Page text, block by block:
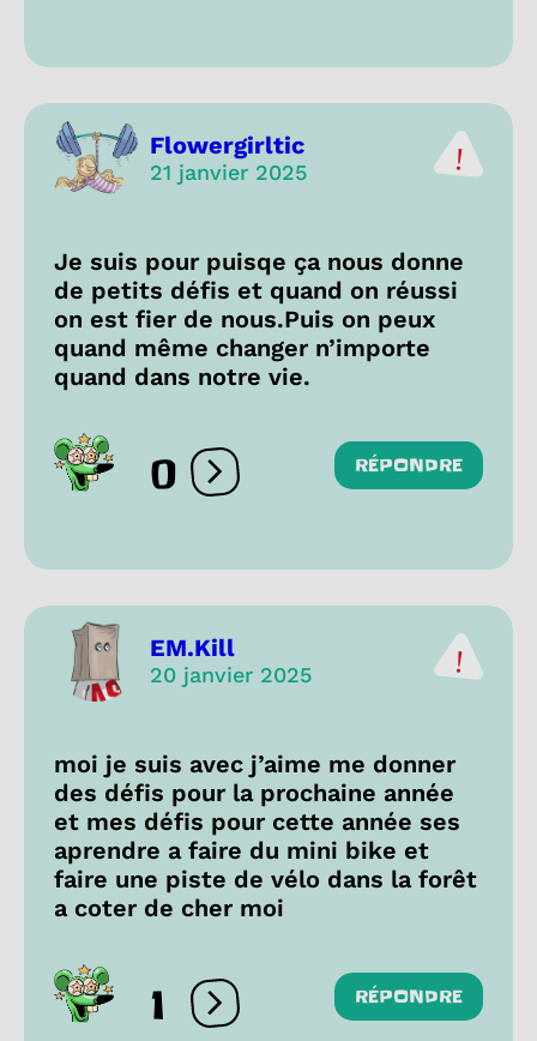
Flowergirltic
21 janvier 2025
Je suis pour puisqe ça nous donne
de petits défis et quand on réussi
on est fier de nous.Puis on peux
quand même changer n’importe
quand dans notre vie.
0 Ouvrir les réactions
RÉPONDRE
EM.Kill
20 janvier 2025
moi je suis avec j’aime me donner
des défis pour la prochaine année
et mes défis pour cette année ses
aprendre a faire du mini bike et
faire une piste de vélo dans la forêt
a coter de cher moi
1 Ouvrir les réactions
RÉPONDRE